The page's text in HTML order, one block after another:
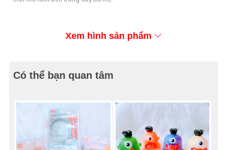
Xem hình sản phẩm
Có thể bạn quan tâm